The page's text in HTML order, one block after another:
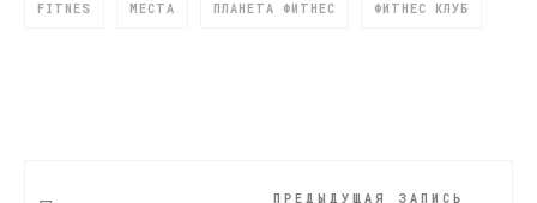
FITNES МЕСТА ПЛАНЕТА ФИТНЕС ФИТНЕС КЛУБ
ПРЕДЫДУЩАЯ ЗАПИСЬ